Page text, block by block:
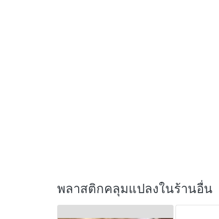
พลาสติกคลุมแปลงในร้านอื่น